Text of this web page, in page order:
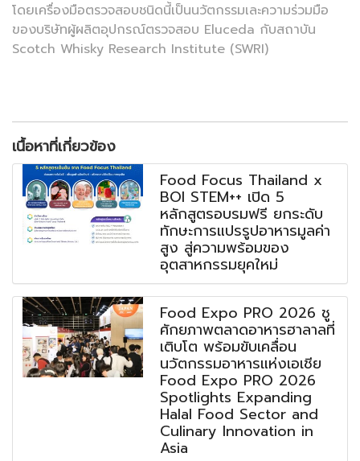
โดยเครื่องมือตรวจสอบชนิดนี้เป็นนวัตกรรมเละความร่วมมือ
ของบริษัทผู้ผลิตอุปกรณ์ตรวจสอบ Eluceda กับสถาบัน
Scotch Whisky Research Institute (SWRI)
เนื้อหาที่เกี่ยวข้อง
Food Focus Thailand x
BOI STEM++ เปิด 5
หลักสูตรอบรมฟรี ยกระดับ
ทักษะการแปรรูปอาหารมูลค่า
สูง สู่ความพร้อมของ
อุตสาหกรรมยุคใหม่
Food Expo PRO 2026 ชู
ศักยภาพตลาดอาหารฮาลาลที่
เติบโต พร้อมขับเคลื่อน
นวัตกรรมอาหารแห่งเอเชีย
Food Expo PRO 2026
Spotlights Expanding
Halal Food Sector and
Culinary Innovation in
Asia